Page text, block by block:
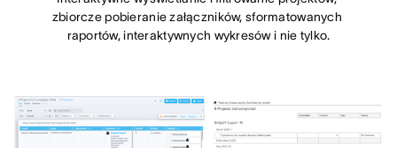
zbiorcze pobieranie załączników, sformatowanych
raportów, interaktywnych wykresów i nie tylko.